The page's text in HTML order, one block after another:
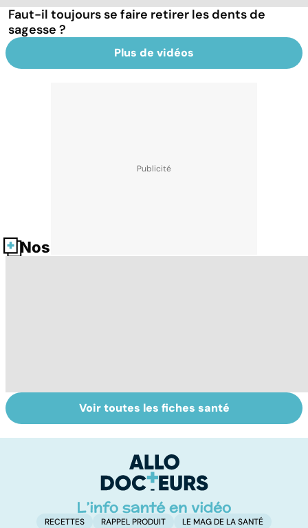
Faut-il toujours se faire retirer les dents de
sagesse ?
Plus de vidéos
Nos fiches santé
Soins dentaires :
on n'arrête pas le
Bruxisme : quand
les dents
Voir toutes les fiches santé
RECETTES RAPPEL PRODUIT LE MAG DE LA SANTÉ